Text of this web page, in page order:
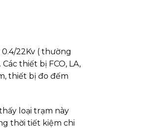
22Kv ( thường
thiết bị FCO, LA,
thiết bị đo đếm
loại trạm này
thời tiết kiệm chi